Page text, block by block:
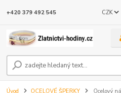
CZK
+420 379 492 545
Úvod OCELOVÉ ŠPERKY
Ocelový